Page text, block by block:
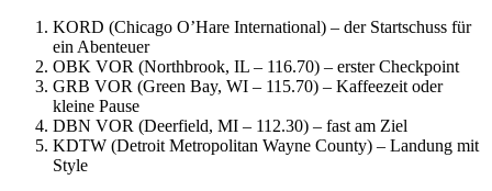
KORD (Chicago O’Hare International) – der Startschuss für
ein Abenteuer
OBK VOR (Northbrook, IL – 116.70) – erster Checkpoint
GRB VOR (Green Bay, WI – 115.70) – Kaffeezeit oder
kleine Pause
DBN VOR (Deerfield, MI – 112.30) – fast am Ziel
KDTW (Detroit Metropolitan Wayne County) – Landung mit
Style